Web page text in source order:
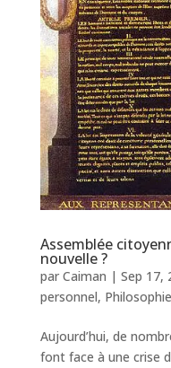
Assemblée
nouvelle ?
par Caiman | Sep 17,
personnel, Philosophie
Aujourd’hui, de
font face à une crise